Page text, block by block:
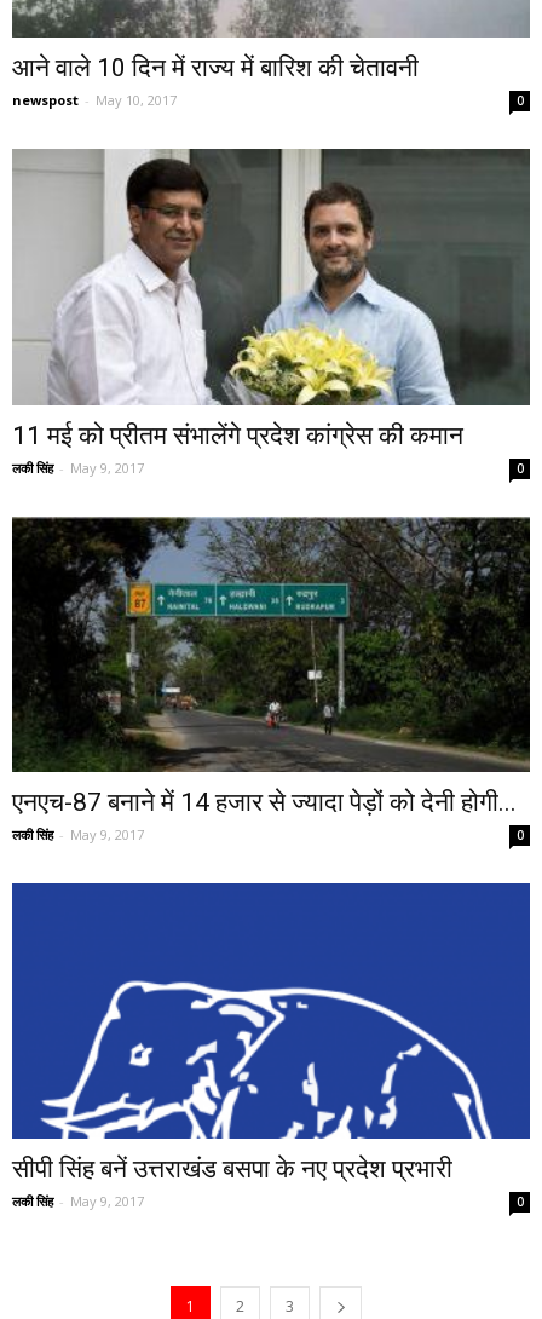
आने वाले 10 दिन में राज्य में बारिश की चेतावनी
newspost - May 10, 2017 0
11 मई को प्रीतम संभालेंगे प्रदेश कांग्रेस की कमान
लकी सिंह - May 9, 2017 0
एनएच-87 बनाने में 14 हजार से ज्यादा पेड़ों को देनी होगी...
लकी सिंह - May 9, 2017 0
सीपी सिंह बनें उत्तराखंड बसपा के नए प्रदेश प्रभारी
लकी सिंह - May 9, 2017 0
1 2 3